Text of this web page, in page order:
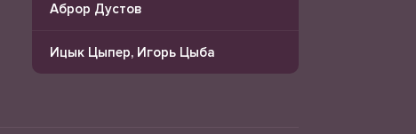
Аброр Дустов
Ицык Цыпер, Игорь Цыба